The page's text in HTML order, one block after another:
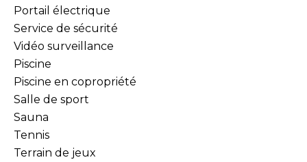
Portail électrique
Service de sécurité
Vidéo surveillance
Piscine
Piscine en copropriété
Salle de sport
Sauna
Tennis
Terrain de jeux